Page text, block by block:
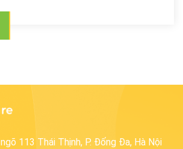
113 Thái Thịnh, P. Đống Đa, Hà Nội